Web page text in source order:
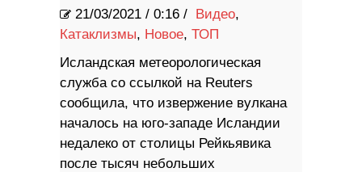
21/03/2021 / 0:16 / Видео,
Катаклизмы, Новое, ТОП
Исландская метеорологическая
служба со ссылкой на Reuters
сообщила, что извержение вулкана
началось на юго-западе Исландии
недалеко от столицы Рейкьявика
после тысяч небольших